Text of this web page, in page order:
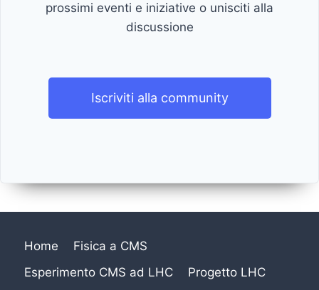
prossimi eventi e iniziative o unisciti alla
discussione
Iscriviti alla community
Home
Fisica a CMS
Esperimento CMS ad LHC
Progetto LHC